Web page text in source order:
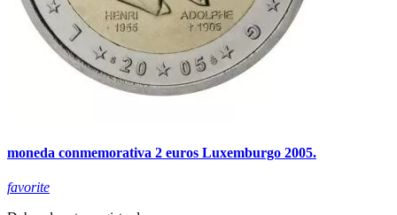
moneda conmemorativa 2 euros Luxemburgo 2005.
favorite